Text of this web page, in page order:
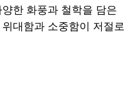
한 화풍과 철학을 담은
대함과 소중함이 저절로